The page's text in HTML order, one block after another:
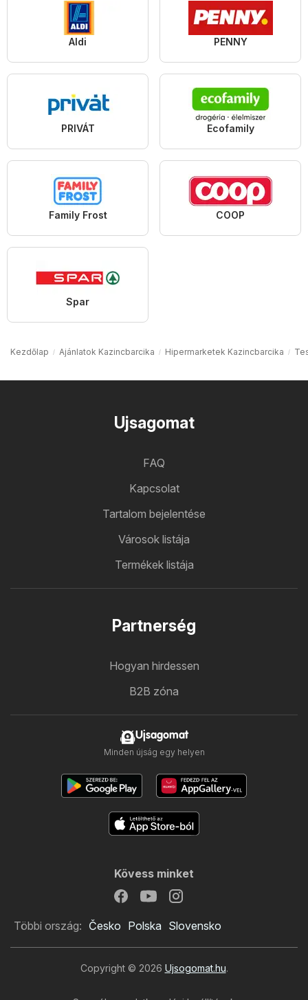
Aldi PENNY
PRIVÁT Ecofamily
Family Frost COOP
Spar
Kezdőlap Ajánlatok Kazincbarcika Hipermarketek Kazincbarcika
Ujsagomat
FAQ
Kapcsolat
Tartalom bejelentése
Városok listája
Termékek listája
Partnerség
Hogyan hirdessen
B2B zóna
Ujsagomat
Minden újság egy helyen
Kövess minket
Többi ország: Česko Polska Slovensko
Copyright © 2026 Ujsogomat.hu.